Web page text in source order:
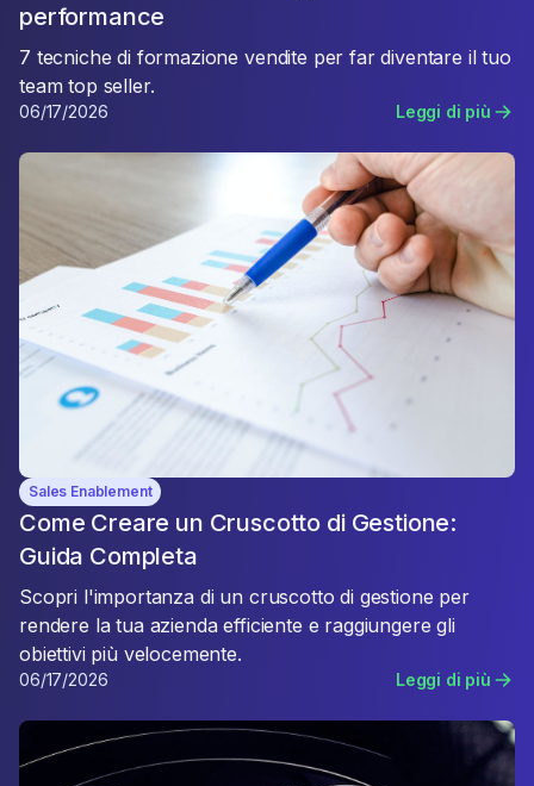
performance
7 tecniche di formazione vendite per far diventare il tuo
team top seller.
06/17/2026 Leggi di più
Sales Enablement
Come Creare un Cruscotto di Gestione:
Guida Completa
Scopri l'importanza di un cruscotto di gestione per
rendere la tua azienda efficiente e raggiungere gli
obiettivi più velocemente.
06/17/2026 Leggi di più